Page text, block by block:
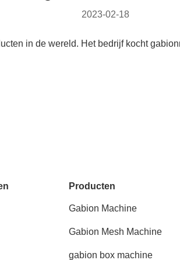
2023-02-18
in de wereld. Het bedrijf kocht
Producten
Gabion Machine
Gabion Mesh Machine
gabion box machine